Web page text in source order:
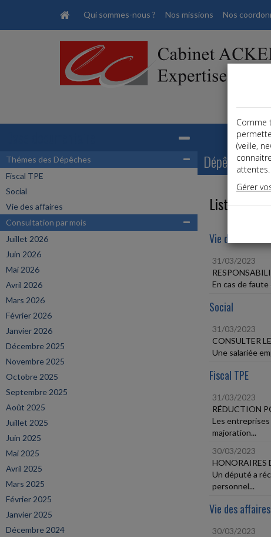
Qui sommes-nous ? Nos missions Nos
Thémes des Dépêches
Fiscal TPE
Social
Vie des affaires
Consultation par mois
Juillet 2026
Juin 2026
Mai 2026
Avril 2026
Mars 2026
Février 2026
Janvier 2026
Décembre 2025
Novembre 2025
Octobre 2025
Septembre 2025
Août 2025
Juillet 2025
Juin 2025
Mai 2025
Avril 2025
Mars 2025
Février 2025
Janvier 2025
Décembre 2024
Dépêches
Liste des
Vie des affaires
31/03/2023
En cas de
Social
31/03/2023
CONSULTER
Une salariée
Fiscal TPE
31/03/2023
RÉDUCTION
Les
majoration...
30/03/2023
HONORAIRES
Un député a
personnel...
Vie des affaires
30/03/2023
Comme
(veille,
Gérer